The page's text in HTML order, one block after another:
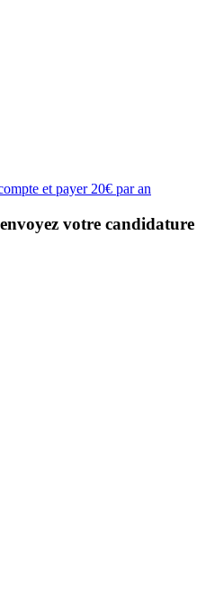
et payer 20€ par an
votre